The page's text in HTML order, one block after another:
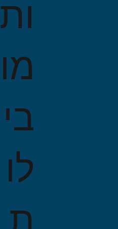
ות
מו
בי
לו